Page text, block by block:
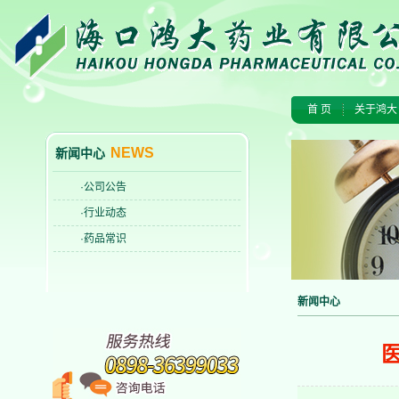
新闻中心 NEWS
·公司公告
·行业动态
·药品常识
首 页 关于鸿大
新闻中心